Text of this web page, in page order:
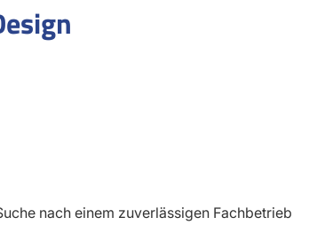
nach einem zuverlässigen Fachbetrieb